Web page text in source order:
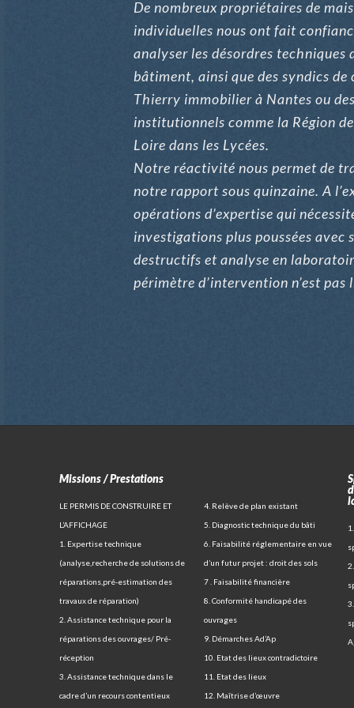
De nombreux propriétaires de
individuelles nous ont fait
analyser les désordres techniques
bâtiment, ainsi que des syndics
Thierry immobilier à Nantes ou
institutionnels comme la Région
Loire dans les Lycées.
Notre réactivité nous permet de
notre rapport sous quinzaine. A
opérations d’expertise qui
investigations plus poussées avec
destructifs et analyse en
périmètre d’intervention n’est pas
Missions / Prestations
LE PERMIS DE CONSTRUIRE ET
L’AFFICHAGE
1. Expertise technique
(analyse,recherche de solutions de
réparations,pré-estimation des
travaux de réparation)
2. Assistance technique pour la
réparations des ouvrages/ Pré-
réception
3. Assistance technique dans le
cadre d’un recours contentieux
4. Relève de plan existant
5. Diagnostic technique du bâti
6. Faisabilité réglementaire en vue
d’un futur projet : droit des sols
7 . Faisabilité financière
8. Conformité handicapé des
ouvrages
9. Démarches Ad’Ap
10. Etat des lieux contradictoire
11. Etat des lieux
12. Maîtrise d’œuvre